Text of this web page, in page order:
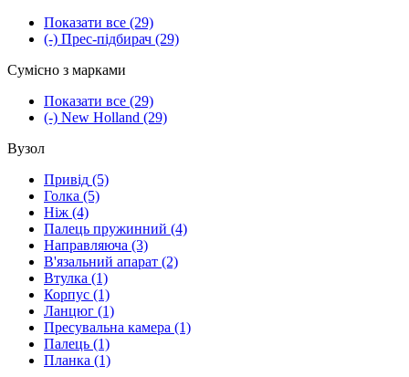
Показати все (29)
(-) Прес-підбирач (29)
Сумісно з марками
Показати все (29)
(-) New Holland (29)
Вузол
Привід (5)
Голка (5)
Ніж (4)
Палець пружинний (4)
Направляюча (3)
В'язальний апарат (2)
Втулка (1)
Корпус (1)
Ланцюг (1)
Пресувальна камера (1)
Палець (1)
Планка (1)